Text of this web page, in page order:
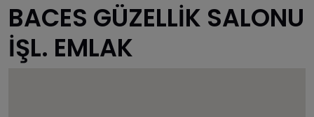
BACES GÜZELLİK SALONU
İŞL. EMLAK